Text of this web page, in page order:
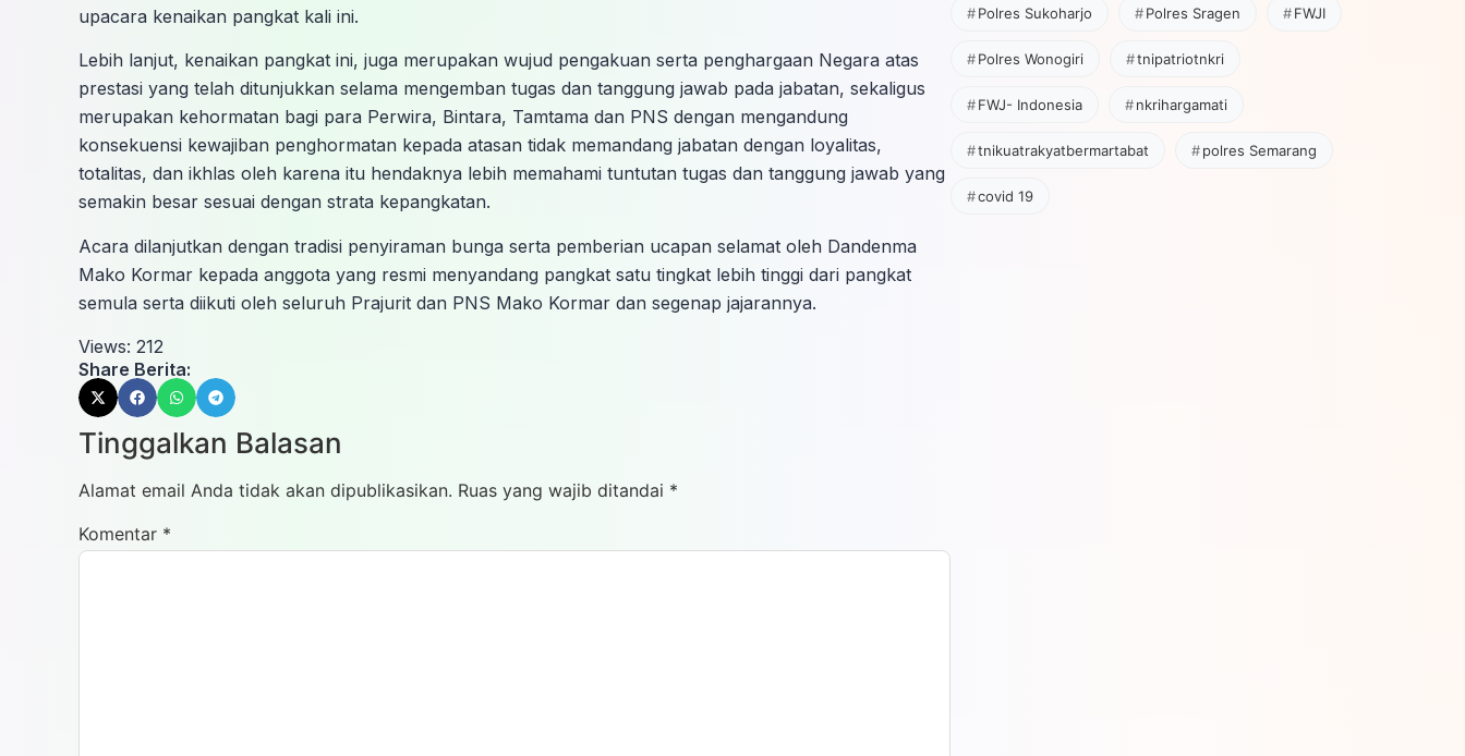
upacara kenaikan pangkat kali ini.
Lebih lanjut, kenaikan pangkat ini, juga merupakan wujud pengakuan serta penghargaan Negara atas
prestasi yang telah ditunjukkan selama mengemban tugas dan tanggung jawab pada jabatan, sekaligus
merupakan kehormatan bagi para Perwira, Bintara, Tamtama dan PNS dengan mengandung
konsekuensi kewajiban penghormatan kepada atasan tidak memandang jabatan dengan loyalitas,
totalitas, dan ikhlas oleh karena itu hendaknya lebih memahami tuntutan tugas dan tanggung jawab yang
semakin besar sesuai dengan strata kepangkatan.
Acara dilanjutkan dengan tradisi penyiraman bunga serta pemberian ucapan selamat oleh Dandenma
Mako Kormar kepada anggota yang resmi menyandang pangkat satu tingkat lebih tinggi dari pangkat
semula serta diikuti oleh seluruh Prajurit dan PNS Mako Kormar dan segenap jajarannya.
Views: 212
Share Berita:
Tinggalkan Balasan
Alamat email Anda tidak akan dipublikasikan. Ruas yang wajib ditandai *
Komentar *
Polres Sukoharjo Polres Sragen FWJI
Polres Wonogiri tnipatriotnkri
FWJ- Indonesia nkrihargamati
tnikuatrakyatbermartabat polres Semarang
covid 19